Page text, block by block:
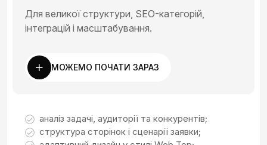
Для великої структури, SEO-категорій,
інтеграцій і масштабування.
МОЖЕМО ПОЧАТИ ЗАРАЗ
аналіз задачі, аудиторії та конкурентів;
структура сторінок і сценарії заявки;